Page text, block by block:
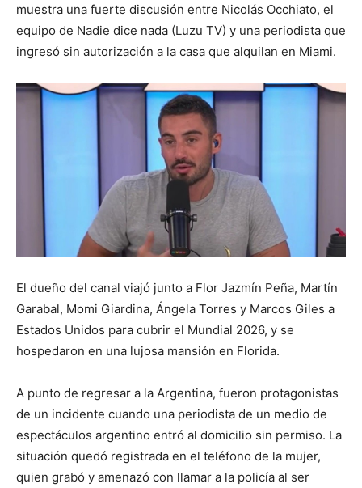
muestra una fuerte discusión entre Nicolás Occhiato, el
equipo de Nadie dice nada (Luzu TV) y una periodista que
ingresó sin autorización a la casa que alquilan en Miami.
El dueño del canal viajó junto a Flor Jazmín Peña, Martín
Garabal, Momi Giardina, Ángela Torres y Marcos Giles a
Estados Unidos para cubrir el Mundial 2026, y se
hospedaron en una lujosa mansión en Florida.
A punto de regresar a la Argentina, fueron protagonistas
de un incidente cuando una periodista de un medio de
espectáculos argentino entró al domicilio sin permiso. La
situación quedó registrada en el teléfono de la mujer,
quien grabó y amenazó con llamar a la policía al ser